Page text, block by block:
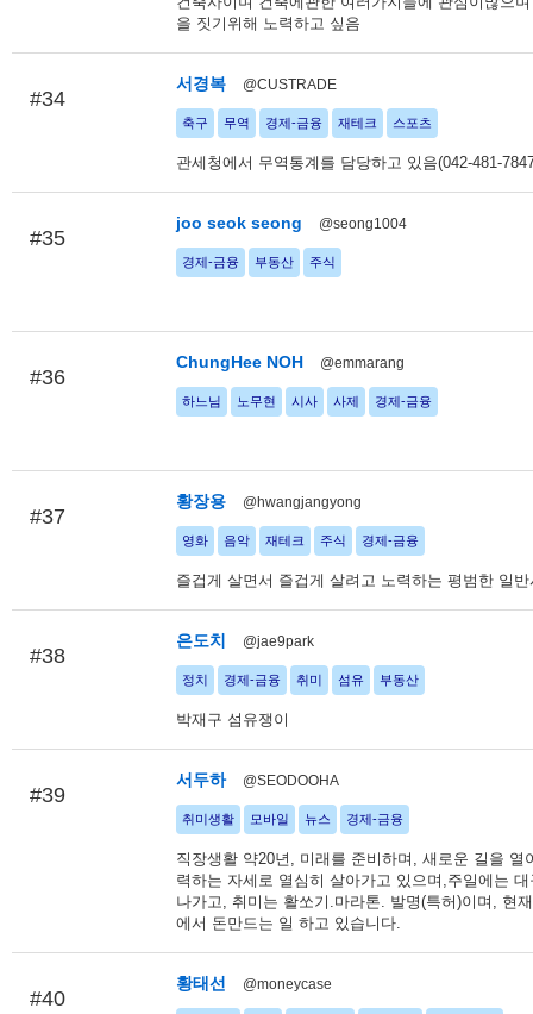
을 짓기위해 노력하고 싶음
#34
서경복 @CUSTRADE
축구 무역 경제-금융 재테크 스포츠
관세청에서 무역통계를 담당하고 있음(042-481-
#35
joo seok seong @seong1004
경제-금융 부동산 주식
#36
ChungHee NOH @emmarang
하느님 노무현 시사 사제 경제-금융
#37
황장용 @hwangjangyong
영화 음악 재테크 주식 경제-금융
즐겁게 살면서 즐겁게 살려고 노력하는 평범한 일반
#38
은도치 @jae9park
정치 경제-금융 취미 섬유 부동산
박재구 섬유쟁이
#39
서두하 @SEODOOHA
취미생활 모바일 뉴스 경제-금융
직장생활 약20년, 미래를 준비하며, 새로운 길을 열
력하는 자세로 열심히 살아가고 있으며,주일에는
나가고, 취미는 활쏘기.마라톤. 발명(특허)이며, 현
에서 돈만드는 일 하고 있습니다.
#40
황태선 @moneycase